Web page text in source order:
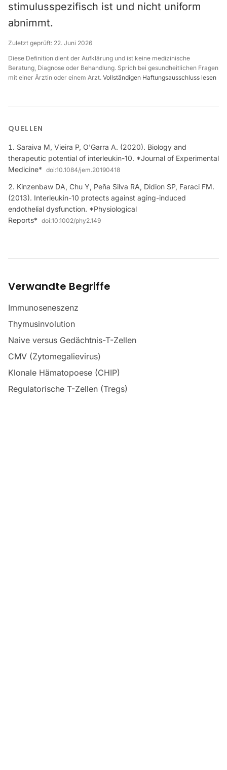
stimulusspezifisch ist und nicht uniform
abnimmt.
Zuletzt geprüft: 22. Juni 2026
Diese Definition dient der Aufklärung und ist keine medizinische
Beratung, Diagnose oder Behandlung. Sprich bei gesundheitlichen Fragen
mit einer Ärztin oder einem Arzt. Vollständigen Haftungsausschluss lesen
QUELLEN
Saraiva M, Vieira P, O'Garra A. (2020). Biology and
therapeutic potential of interleukin-10. *Journal of Experimental
Medicine* doi:10.1084/jem.20190418
Kinzenbaw DA, Chu Y, Peña Silva RA, Didion SP, Faraci FM.
(2013). Interleukin-10 protects against aging-induced
endothelial dysfunction. *Physiological
Reports* doi:10.1002/phy2.149
Verwandte Begriffe
Immunoseneszenz
Thymusinvolution
Naive versus Gedächtnis-T-Zellen
CMV (Zytomegalievirus)
Klonale Hämatopoese (CHIP)
Regulatorische T-Zellen (Tregs)